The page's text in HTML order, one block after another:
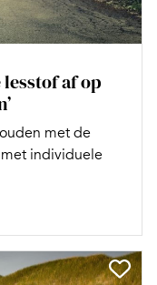
lesstof af op
met de
individuele